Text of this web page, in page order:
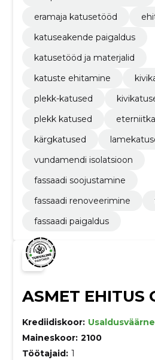
eramaja katusetööd
katuseakende paigaldus
katusetööd ja materjalid
katuste ehitamine
plekk-katused
plekk katused
kärgkatused
vundamendi isolatsioon
fassaadi soojustamine
fassaadi renoveerimine
fassaadi paigaldus
ASMET EHITUS
Krediidiskoor: Usaldusväärne
Maineskoor: 2100
Töötajaid: 1